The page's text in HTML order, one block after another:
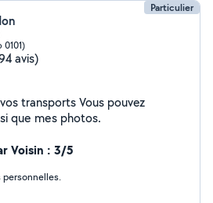
Particulier
0101)
avis)
Vous pouvez
que mes photos.
Voisin : 3/5
personnelles.